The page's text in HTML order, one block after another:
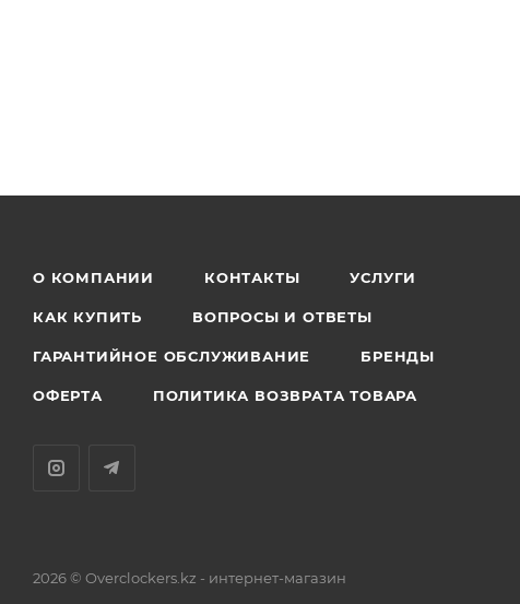
О КОМПАНИИ КОНТАКТЫ УСЛУГИ
КАК КУПИТЬ ВОПРОСЫ И ОТВЕТЫ
ГАРАНТИЙНОЕ ОБСЛУЖИВАНИЕ БРЕНДЫ
ОФЕРТА ПОЛИТИКА ВОЗВРАТА ТОВАРА
2026 © Overclockers.kz - интернет-магазин